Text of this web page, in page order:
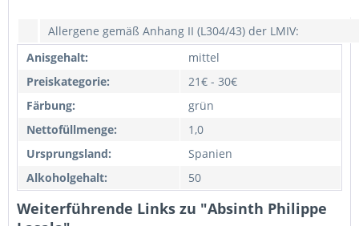
Allergene gemäß Anhang II (L304/43) der LMIV:
Anisgehalt:
mittel
Preiskategorie:
21€ - 30€
Färbung:
grün
Nettofüllmenge:
1,0
Ursprungsland:
Spanien
Alkoholgehalt:
50
Weiterführende Links zu "Absinth Philippe